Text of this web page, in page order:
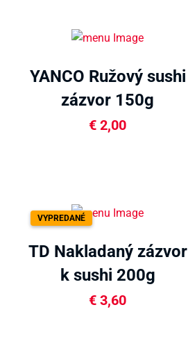
YANCO Ružový sushi
zázvor 150g
€ 2,00
VYPREDANÉ
TD Nakladaný zázvor
k sushi 200g
€ 3,60